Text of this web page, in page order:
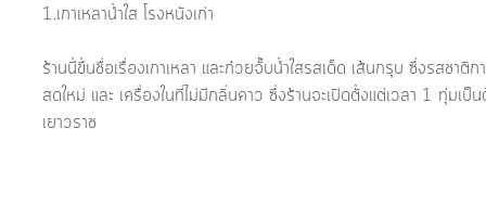
1.เกาเหลาน้ำใส โรงหนังเก่า
ร้านนี้ขึ้นชื่อเรื่องเกาเหลา และก๋วยจั๊บน้ำใสรสเด็ด เส้นกรุบ ซึ่งรสชา
สดใหม่ และ เครื่องในที่ไม่มีกลิ่นคาว ซึ่งร้านจะเปิดตั้งแต่เวลา 1 ทุ่มเป็
เยาวราช